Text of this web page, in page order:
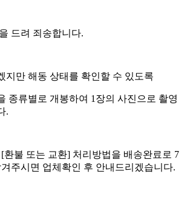
드려 죄송합니다.
지만 해동 상태를 확인할 수 있도록
종류별로 개봉하여 1장의 사진으로 촬영
.
환불 또는 교환] 처리방법을 배송완료로 7
주시면 업체확인 후 안내드리겠습니다.